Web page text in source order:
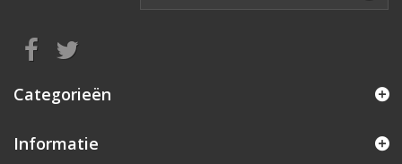
Categorieën
Informatie